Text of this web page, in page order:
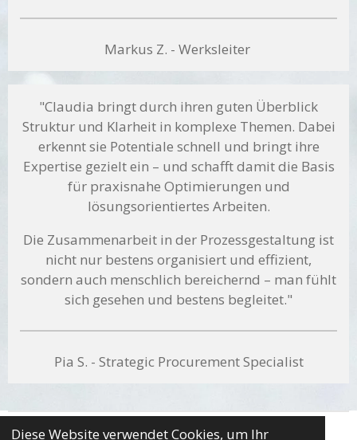
Diese Website verwendet Cookies, um Ihr
Markus Z. - Werksleiter
"Claudia bringt durch ihren guten Überblick
Struktur und Klarheit in komplexe Themen. Dabei
erkennt sie Potentiale schnell und bringt ihre
Expertise gezielt ein – und schafft damit die Basis
für praxisnahe Optimierungen und
lösungsorientiertes Arbeiten.
Die Zusammenarbeit in der Prozessgestaltung ist
nicht nur bestens organisiert und effizient,
sondern auch menschlich bereichernd – man fühlt
sich gesehen und bestens begleitet."
Pia S. - Strategic Procurement Specialist